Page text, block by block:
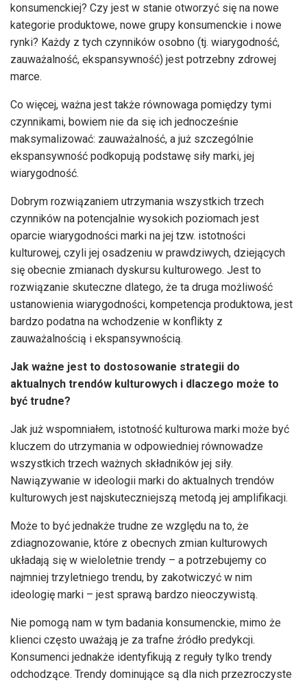
konsumenckiej? Czy jest w stanie otworzyć się na nowe
kategorie produktowe, nowe grupy konsumenckie i nowe
rynki? Każdy z tych czynników osobno (tj. wiarygodność,
zauważalność, ekspansywność) jest potrzebny zdrowej
marce.
Co więcej, ważna jest także równowaga pomiędzy tymi
czynnikami, bowiem nie da się ich jednocześnie
maksymalizować: zauważalność, a już szczególnie
ekspansywność podkopują podstawę siły marki, jej
wiarygodność.
Dobrym rozwiązaniem utrzymania wszystkich trzech
czynników na potencjalnie wysokich poziomach jest
oparcie wiarygodności marki na jej tzw. istotności
kulturowej, czyli jej osadzeniu w prawdziwych, dziejących
się obecnie zmianach dyskursu kulturowego. Jest to
rozwiązanie skuteczne dlatego, że ta druga możliwość
ustanowienia wiarygodności, kompetencja produktowa, jest
bardzo podatna na wchodzenie w konflikty z
zauważalnością i ekspansywnością.
Jak ważne jest to dostosowanie strategii do
aktualnych trendów kulturowych i dlaczego może to
być trudne?
Jak już wspomniałem, istotność kulturowa marki może być
kluczem do utrzymania w odpowiedniej równowadze
wszystkich trzech ważnych składników jej siły.
Nawiązywanie w ideologii marki do aktualnych trendów
kulturowych jest najskuteczniejszą metodą jej amplifikacji.
Może to być jednakże trudne ze względu na to, że
zdiagnozowanie, które z obecnych zmian kulturowych
układają się w wieloletnie trendy – a potrzebujemy co
najmniej trzyletniego trendu, by zakotwiczyć w nim
ideologię marki – jest sprawą bardzo nieoczywistą.
Nie pomogą nam w tym badania konsumenckie, mimo że
klienci często uważają je za trafne źródło predykcji.
Konsumenci jednakże identyfikują z reguły tylko trendy
odchodzące. Trendy dominujące są dla nich przezroczyste